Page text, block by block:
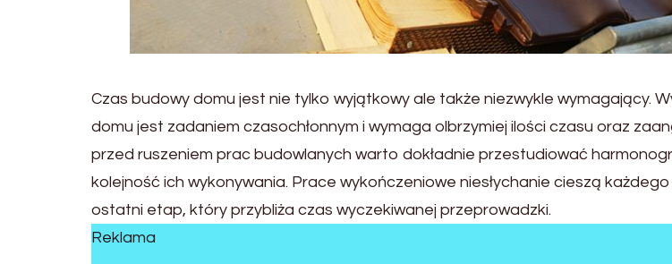
Czas budowy domu jest nie tylko wyjątkowy ale także niezwykle wymagający.
domu jest zadaniem czasochłonnym i wymaga olbrzymiej ilości czasu oraz
przed ruszeniem prac budowlanych warto dokładnie przestudiować
kolejność ich wykonywania. Prace wykończeniowe niesłychanie cieszą
ostatni etap, który przybliża czas wyczekiwanej przeprowadzki.
Reklama